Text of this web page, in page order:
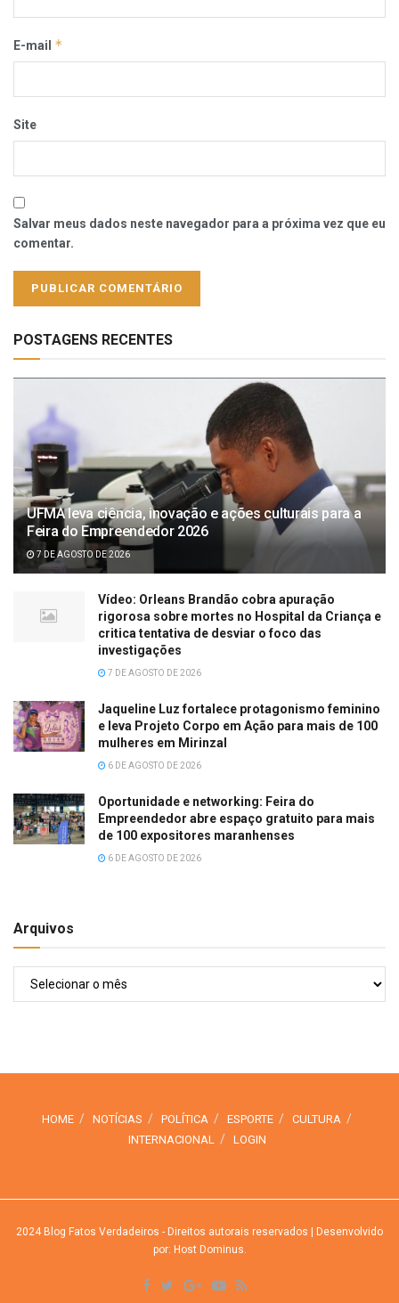
E-mail *
Site
Salvar meus dados neste navegador para a próxima vez que eu
comentar.
POSTAGENS RECENTES
UFMA leva ciência, inovação e ações culturais para a
Feira do Empreendedor 2026
7 DE AGOSTO DE 2026
Vídeo: Orleans Brandão cobra apuração
rigorosa sobre mortes no Hospital da Criança e
critica tentativa de desviar o foco das
investigações
7 DE AGOSTO DE 2026
Jaqueline Luz fortalece protagonismo feminino
e leva Projeto Corpo em Ação para mais de 100
mulheres em Mirinzal
6 DE AGOSTO DE 2026
Oportunidade e networking: Feira do
Empreendedor abre espaço gratuito para mais
de 100 expositores maranhenses
6 DE AGOSTO DE 2026
Arquivos
HOME NOTÍCIAS POLÍTICA ESPORTE
CULTURA
INTERNACIONAL
LOGIN
2024Blog Fatos Verdadeiros - Direitos autorais reservados | Desenvolvido
por: Host Dominus